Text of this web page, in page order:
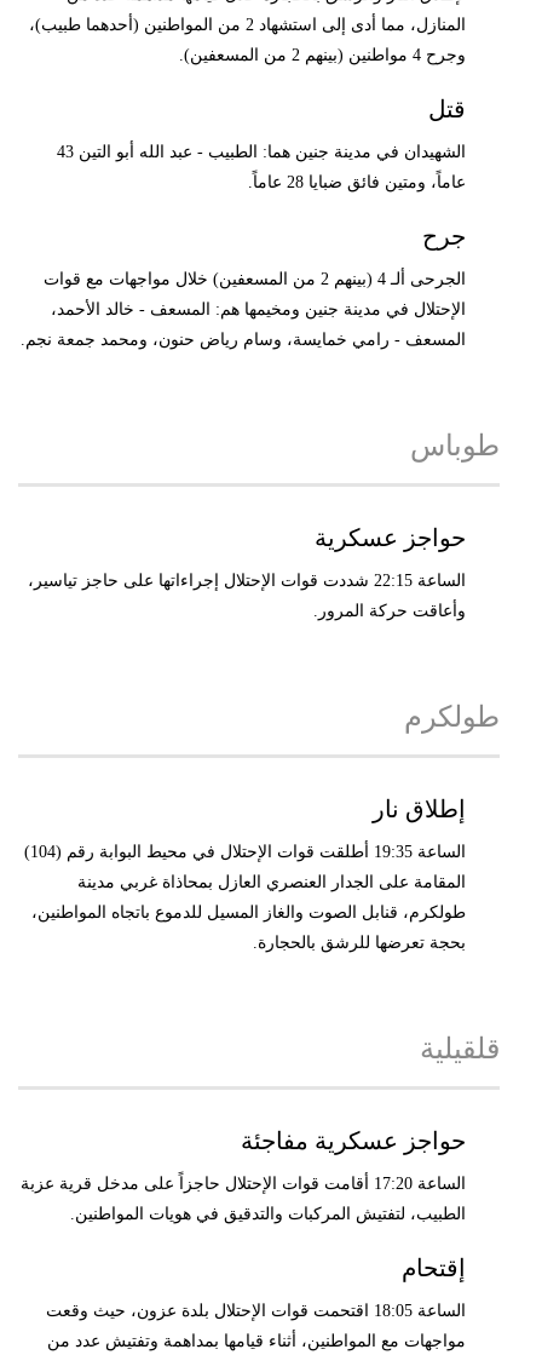
المنازل، مما أدى إلى استشهاد 2 من المواطنين (أحدهما طبيب)،
وجرح 4 مواطنين (بينهم 2 من المسعفين).
قتل
الشهيدان في مدينة جنين هما: الطبيب - عبد الله أبو التين 43
عاماً، ومتين فائق ضبايا 28 عاماً.
جرح
الجرحى ألـ 4 (بينهم 2 من المسعفين) خلال مواجهات مع قوات
الإحتلال في مدينة جنين ومخيمها هم: المسعف - خالد الأحمد،
المسعف - رامي خمايسة، وسام رياض حنون، ومحمد جمعة نجم.
طوباس
حواجز عسكرية
الساعة 22:15 شددت قوات الإحتلال إجراءاتها على حاجز تياسير،
وأعاقت حركة المرور.
طولكرم
إطلاق نار
الساعة 19:35 أطلقت قوات الإحتلال في محيط البوابة رقم (104)
المقامة على الجدار العنصري العازل بمحاذاة غربي مدينة
طولكرم، قنابل الصوت والغاز المسيل للدموع باتجاه المواطنين،
بحجة تعرضها للرشق بالحجارة.
قلقيلية
حواجز عسكرية مفاجئة
الساعة 17:20 أقامت قوات الإحتلال حاجزاً على مدخل قرية عزبة
الطبيب، لتفتيش المركبات والتدقيق في هويات المواطنين.
إقتحام
الساعة 18:05 اقتحمت قوات الإحتلال بلدة عزون، حيث وقعت
مواجهات مع المواطنين، أثناء قيامها بمداهمة وتفتيش عدد من